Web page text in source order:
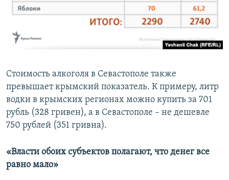
Стоимость алкоголя в Севастополе также
превышает крымский показатель. К примеру, литр
водки в крымских регионах можно купить за 701
рубль (328 гривен), а в Севастополе – не дешевле
750 рублей (351 гривна).
«Власти обоих субъектов полагают, что денег все
равно мало»